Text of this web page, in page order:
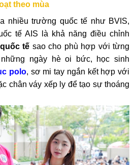
theo mùa
nhiều trường quốc tế như BVIS,
tế AIS là khả năng điều chỉnh
tế sao cho phù hợp với từng
ngày hè oi bức, học sinh
polo, sơ mi tay ngắn kết hợp với
chân váy xếp ly để tạo sự thoáng